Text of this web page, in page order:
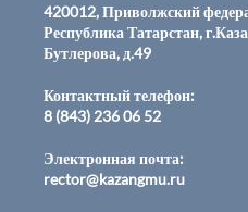
420012, Приволжский
Республика Татарстан,
Бутлерова, д.49
Контактный телефон:
8 (843) 236 06 52
Электронная почта:
rector@kazangmu.ru